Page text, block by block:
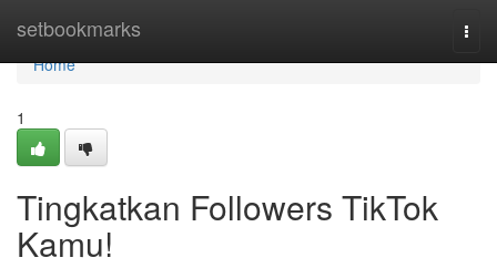
setbookmarks
Home
Home
1
Tingkatkan Followers TikTok
Kamu!